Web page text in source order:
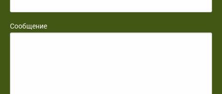
Сообщение